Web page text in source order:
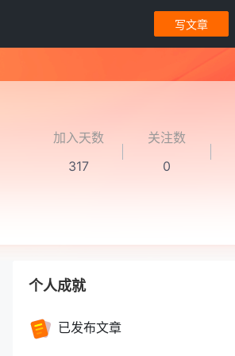
写文章
加入天数
317
关注数
0
个人成就
已发布文章